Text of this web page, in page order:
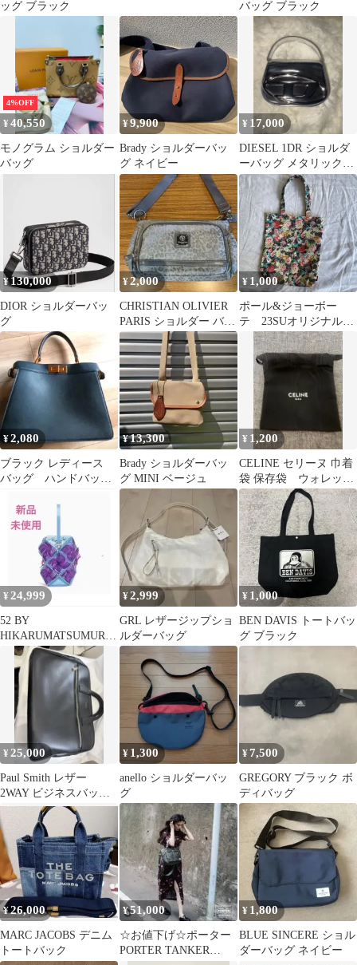
ッグ ブラック バッグ ブラック
4%OFF
¥40,550
モノグラム ショルダー
バッグ
¥9,900
Brady ショルダーバッ
グ ネイビー
¥ 17,000
DIESEL 1DR ショルダ
ーバッグ メタリックシ
ルバーXS
¥ 130,000
DIOR ショルダーバッ
グ
¥2,000
CHRISTIAN OLIVIER
PARIS ショルダー バッ
グ
¥ 1,000
ポール&ジョーボー
テ 23SUオリジナルト
ートバッグ
¥2,080
ブラック レディース
バッグ ハンドバッ
¥13,300
Brady ショルダーバッ
グ MINI ベージュ
¥ 1,200
CELINE セリーヌ 巾着
袋 保存袋 ウォレット
サイズ
¥ 24,999
52 BY
HIKARUMATSUMURA
ハンドバッグ
¥2,999
GRL レザージップショ
ルダーバッグ
¥ 1,000
BEN DAVIS トートバッ
グ ブラック
¥25,000
Paul Smith レザー
2WAY ビジネスバッグ
黒 ショルダー付
¥ 1,300
anello ショルダーバッ
グ
¥7,500
GREGORY ブラック ボ
ディバッグ
¥26,000
MARC JACOBS デニム
トートバック
¥51,000
☆お値下げ☆ポーター
PORTER TANKER
¥ 1,800
BLUE SINCERE ショル
ダーバッグ ネイビー